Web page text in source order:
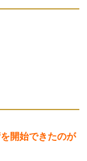
開始できたのが